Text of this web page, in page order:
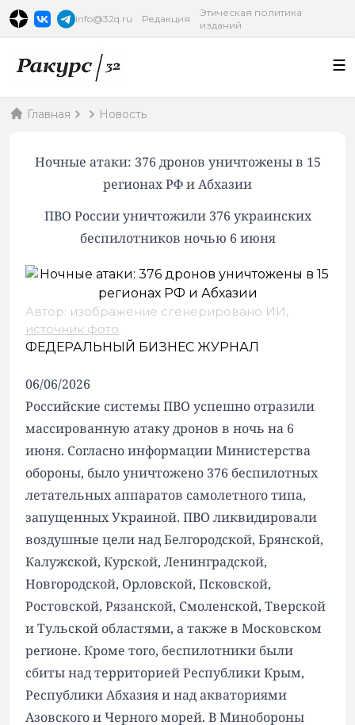
info@32q.ru Редакция
Этическая политика
изданий
Главная Новость
Ночные атаки: 376 дронов уничтожены в 15
регионах РФ и Абхазии
ПВО России уничтожили 376 украинских
беспилотников ночью 6 июня
Автор: изображение сгенерировано ИИ,
источник фото.
ФЕДЕРАЛЬНЫЙ БИЗНЕС ЖУРНАЛ
06/06/2026
Российские системы ПВО успешно отразили
массированную атаку дронов в ночь на 6
июня. Согласно информации Министерства
обороны, было уничтожено 376 беспилотных
летательных аппаратов самолетного типа,
запущенных Украиной. ПВО ликвидировали
воздушные цели над Белгородской, Брянской,
Калужской, Курской, Ленинградской,
Новгородской, Орловской, Псковской,
Ростовской, Рязанской, Смоленской, Тверской
и Тульской областями, а также в Московском
регионе. Кроме того, беспилотники были
сбиты над территорией Республики Крым,
Республики Абхазия и над акваториями
Азовского и Черного морей. В Минобороны